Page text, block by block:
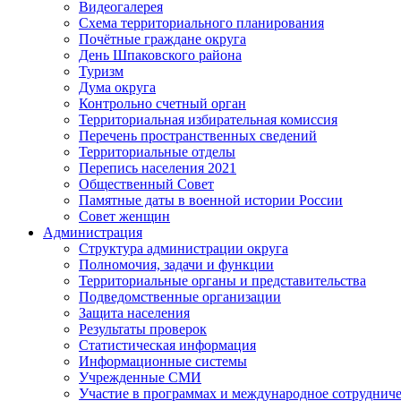
Видеогалерея
Схема территориального планирования
Почётные граждане округа
День Шпаковского района
Туризм
Дума округа
Контрольно счетный орган
Территориальная избирательная комиссия
Перечень пространственных сведений
Территориальные отделы
Перепись населения 2021
Общественный Совет
Памятные даты в военной истории России
Совет женщин
Администрация
Структура администрации округа
Полномочия, задачи и функции
Территориальные органы и представительства
Подведомственные организации
Защита населения
Результаты проверок
Статистическая информация
Информационные системы
Учрежденные СМИ
Участие в программах и международное